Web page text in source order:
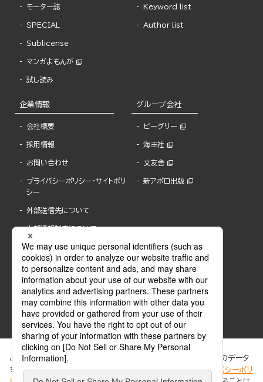
モーター誌
SPECIAL
Sublicense
マンガよもんが
試し読み
Keyword list
Author list
企業情報
会社概要
採用情報
お問い合わせ
プライバシーポリシー・サイトポリ
シー
外部送信先について
内部通報制度について
グループ会社
ビーグリー
海王社
文友舎
新アポロ出版
ぶんか社が運営するサイトでは、利便性向上のためにCookie等のデータ
を使用しています。 当社のCookieについての詳細は、「プライバシーポリ